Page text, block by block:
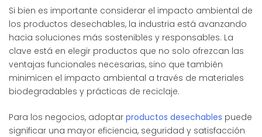
Si bien es importante considerar el impacto ambiental de
los productos desechables, la industria está avanzando
hacia soluciones más sostenibles y responsables. La
clave está en elegir productos que no solo ofrezcan las
ventajas funcionales necesarias, sino que también
minimicen el impacto ambiental a través de materiales
biodegradables y prácticas de reciclaje.
Para los negocios, adoptar productos desechables puede
significar una mayor eficiencia, seguridad y satisfacción